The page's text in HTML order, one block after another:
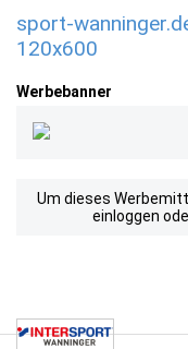
sport-
120x600
Werbebanner
Um dieses
einloggen